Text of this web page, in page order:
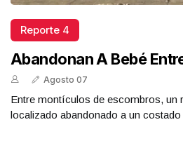
Reporte 4
Abandonan A Bebé
Agosto 07
Entre montículos de escombros, un
localizado abandonado a un costado